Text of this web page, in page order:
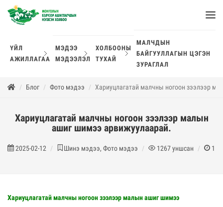
ҮЙЛ
АЖИЛЛАГАА
МЭДЭЭ
МЭДЭЭЛЭЛ
ХОЛБООНЫ
ТУХАЙ
МАЛЧДЫН
БАЙГУУЛЛАГЫН ЦЭГЭН
ЗУРАГЛАЛ
Блог Фото мэдээ Хариуцлагатай малчны ногоон зээлээр
Хариуцлагатай малчны ногоон зээлээр малын
ашиг шимээ арвижуулаарай.
2025-02-12 Шинэ мэдээ, Фото мэдээ 1267уншсан 1
Хариуцлагатай малчны ногоон зээлээр малын ашиг шимээ